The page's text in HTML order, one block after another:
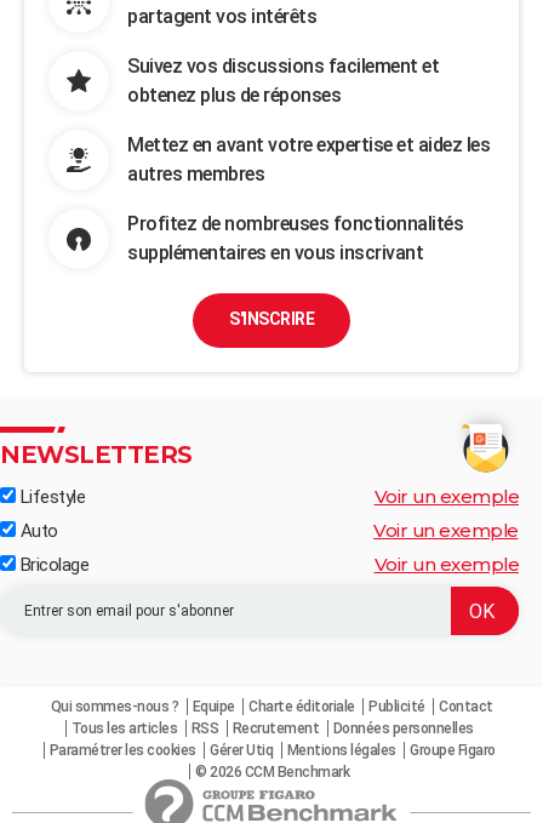
partagent vos intérêts
Suivez vos discussions facilement et
obtenez plus de réponses
Mettez en avant votre expertise et aidez les
autres membres
Profitez de nombreuses fonctionnalités
supplémentaires en vous inscrivant
S'INSCRIRE
NEWSLETTERS
Lifestyle Voir un exemple
Auto Voir un exemple
Bricolage Voir un exemple
Qui sommes-nous ? Equipe Charte éditoriale Publicité
Contact
Tous les articles
RSS Recrutement
Données personnelles
Paramétrer les cookies
Gérer Utiq Mentions légales
Groupe Figaro
© 2026 CCM Benchmark